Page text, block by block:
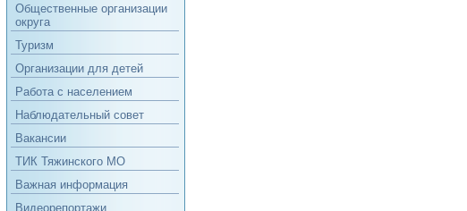
Общественные организации
округа
Туризм
Организации для детей
Работа с населением
Наблюдательный совет
Вакансии
ТИК Тяжинского МО
Важная информация
Видеорепортажи